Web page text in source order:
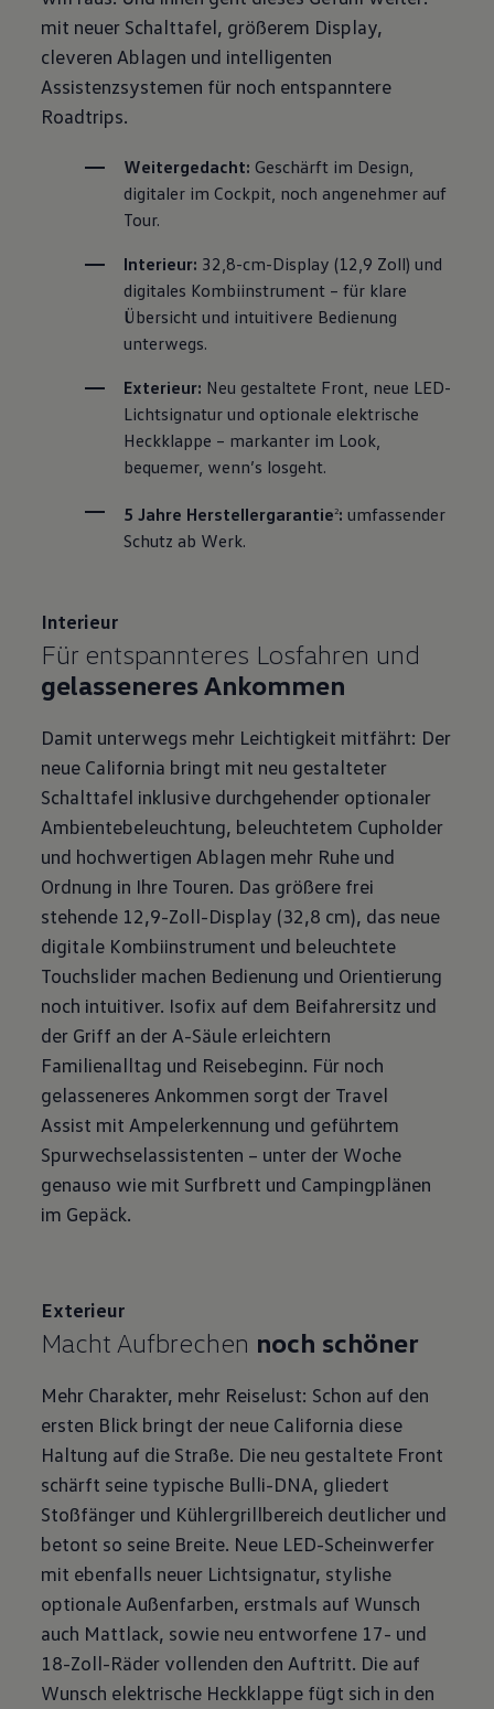
mit neuer Schalttafel, größerem Display,
cleveren Ablagen und intelligenten
Assistenzsystemen für noch entspanntere
Roadtrips.
Weitergedacht: Geschärft im Design,
digitaler im Cockpit, noch angenehmer auf
Tour.
Interieur: 32,8-cm-Display (12,9 Zoll) und
digitales Kombiinstrument – für klare
Übersicht und intuitivere Bedienung
unterwegs.
Exterieur: Neu gestaltete Front, neue LED-
Lichtsignatur und optionale elektrische
Heckklappe – markanter im Look,
bequemer, wenn’s losgeht.
5 Jahre Herstellergarantie⁠2: umfassender
Schutz ab Werk.
Interieur
Für entspannteres Losfahren und
gelasseneres Ankommen
Damit unterwegs mehr Leichtigkeit mitfährt: Der
neue California bringt mit neu gestalteter
Schalttafel inklusive durchgehender optionaler
Ambientebeleuchtung, beleuchtetem Cupholder
und hochwertigen Ablagen mehr Ruhe und
Ordnung in Ihre Touren. Das größere frei
stehende 12,9-Zoll-Display (32,8 cm), das neue
digitale Kombiinstrument und beleuchtete
Touchslider machen Bedienung und Orientierung
noch intuitiver. Isofix auf dem Beifahrersitz und
der Griff an der A-Säule erleichtern
Familienalltag und Reisebeginn. Für noch
gelasseneres Ankommen sorgt der Travel
Assist⁠ mit Ampelerkennung und geführtem
Spurwechselassistenten – unter der Woche
genauso wie mit Surfbrett und Campingplänen
im Gepäck.
Exterieur
Macht Aufbrechen noch schöner
Mehr Charakter, mehr Reiselust: Schon auf den
ersten Blick bringt der neue California diese
Haltung auf die Straße. Die neu gestaltete Front
schärft seine typische Bulli-DNA, gliedert
Stoßfänger und Kühlergrillbereich deutlicher und
betont so seine Breite. Neue LED-Scheinwerfer
mit ebenfalls neuer Lichtsignatur, stylishe
optionale Außenfarben, erstmals auf Wunsch
auch Mattlack, sowie neu entworfene 17- und
18-Zoll⁠-Räder vollenden den Auftritt. Die auf
Wunsch elektrische Heckklappe fügt sich in den